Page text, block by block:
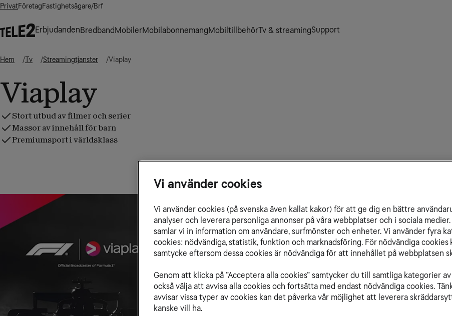
PrivatFöretagFastighetsägare/Brf
ErbjudandenBredbandMobilerMobilabonnemangMobiltillbehörTv & streamingSupport
Hem Tv Streamingtjanster Viaplay
Viaplay
Stort utbud av filmer och serier
Massor av innehåll för barn
Premiumsport i världsklass
Om
Viaplay är en
serier,
Med Viaplay kan du
är på resa inom EU/
sportfantaster som
Viaplay Film &
Vi använder cookies
Vi använder cookies (på svenska även kallat kakor) för att ge dig en bättre
analyser och leverera personliga annonser på våra webbplatser och i sociala
samlar vi in information om användare, surfmönster och enheter. Vi använder fyra
cookies: nödvändiga, statistik, funktion och marknadsföring. För nödvändiga
samtycke eftersom dessa cookies är nödvändiga för att innehållet på webbplatsen
Genom att klicka på ”Acceptera alla cookies” samtycker du till samtliga kategorier
också välja att avvisa alla cookies och fortsätta med endast nödvändiga cookies.
avvisar vissa typer av cookies kan det påverka vår möjlighet att leverera
kanske vill ha.